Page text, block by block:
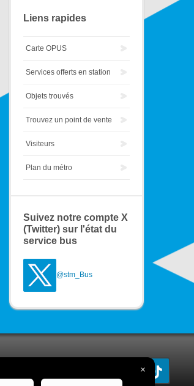
Liens rapides
Carte OPUS
Services offerts en station
Objets trouvés
Trouvez un point de vente
Visiteurs
Plan du métro
Suivez notre compte X
(Twitter) sur l'état du
service bus
@stm_Bus